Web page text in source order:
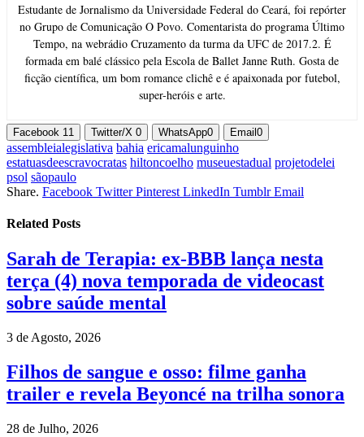
Estudante de Jornalismo da Universidade Federal do Ceará, foi repórter
no Grupo de Comunicação O Povo. Comentarista do programa Último
Tempo, na webrádio Cruzamento da turma da UFC de 2017.2. É
formada em balé clássico pela Escola de Ballet Janne Ruth. Gosta de
ficção científica, um bom romance clichê e é apaixonada por futebol,
super-heróis e arte.
Facebook 11 Twitter/X 0 WhatsApp0 Email 0
assembleialegislativa bahia ericamalunguinho
estatuasdeescravocratas hiltoncoelho museuestadual projetodelei
psol sãopaulo
Share. Facebook Twitter Pinterest LinkedIn Tumblr Email
Related Posts
Sarah de Terapia: ex-BBB lança nesta
terça (4) nova temporada de videocast
sobre saúde mental
3 de Agosto, 2026
Filhos de sangue e osso: filme ganha
trailer e revela Beyoncé na trilha sonora
28 de Julho, 2026